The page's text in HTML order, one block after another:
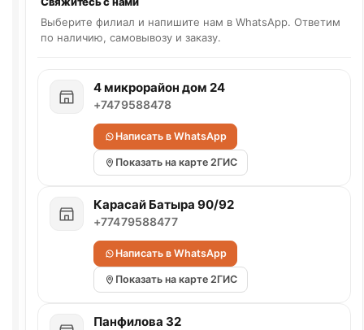
Выберите филиал и напишите нам в WhatsApp. Ответим
по наличию, самовывозу и заказу.
4 микрорайон дом 24
+7479588478
Написать в WhatsApp
Показать на карте 2ГИС
Карасай Батыра 90/92
+77479588477
Написать в WhatsApp
Показать на карте 2ГИС
Панфилова 32